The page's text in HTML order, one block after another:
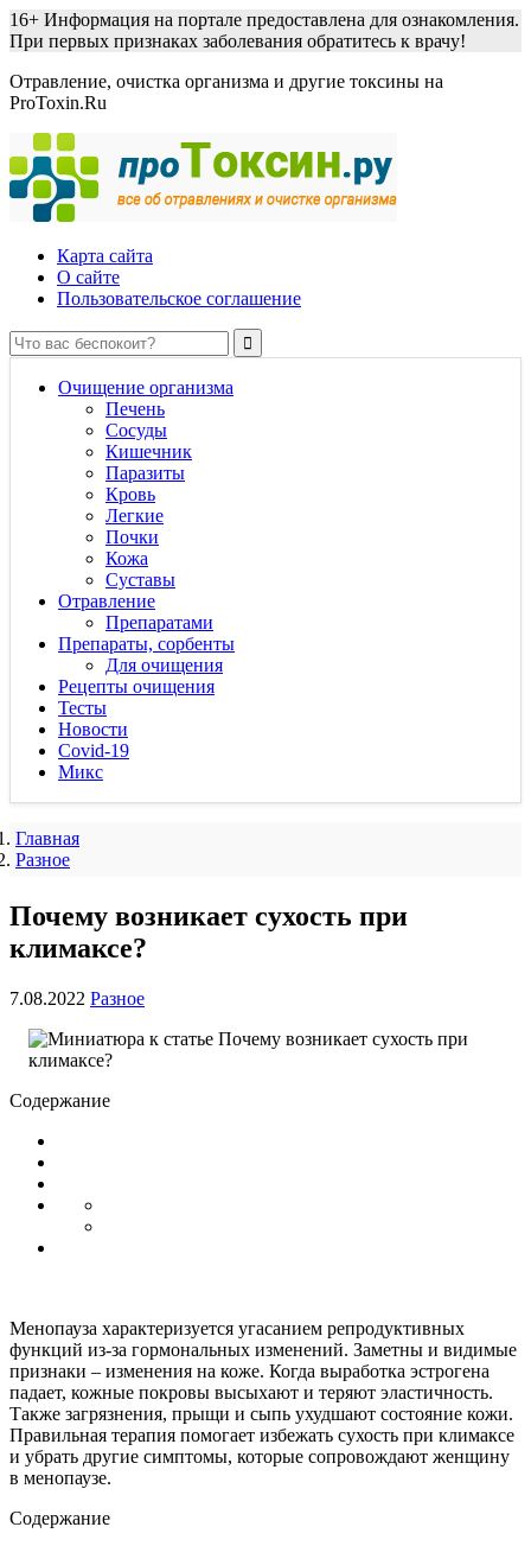
16+ Информация на портале предоставлена для ознакомления.
При первых признаках заболевания обратитесь к врачу!
Отравление, очистка организма и другие токсины на
ProToxin.Ru
Карта сайта
О сайте
Пользовательское соглашение
Очищение организма
Печень
Сосуды
Кишечник
Паразиты
Кровь
Легкие
Почки
Кожа
Суставы
Отравление
Препаратами
Препараты, сорбенты
Для очищения
Рецепты очищения
Тесты
Новости
Covid-19
Микс
Главная
Разное
Почему возникает сухость при
климаксе?
7.08.2022 Разное
Содержание
Менопауза характеризуется угасанием репродуктивных
функций из-за гормональных изменений. Заметны и видимые
признаки – изменения на коже. Когда выработка эстрогена
падает, кожные покровы высыхают и теряют эластичность.
Также загрязнения, прыщи и сыпь ухудшают состояние кожи.
Правильная терапия помогает избежать сухость при климаксе
и убрать другие симптомы, которые сопровождают женщину
в менопаузе.
Содержание